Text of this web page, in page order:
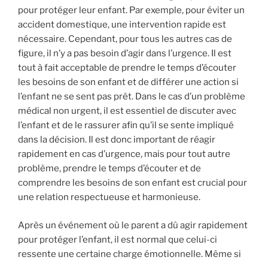
pour protéger leur enfant. Par exemple, pour éviter un
accident domestique, une intervention rapide est
nécessaire. Cependant, pour tous les autres cas de
figure, il n’y a pas besoin d’agir dans l’urgence. Il est
tout à fait acceptable de prendre le temps d’écouter
les besoins de son enfant et de différer une action si
l’enfant ne se sent pas prêt. Dans le cas d’un problème
médical non urgent, il est essentiel de discuter avec
l’enfant et de le rassurer afin qu’il se sente impliqué
dans la décision. Il est donc important de réagir
rapidement en cas d’urgence, mais pour tout autre
problème, prendre le temps d’écouter et de
comprendre les besoins de son enfant est crucial pour
une relation respectueuse et harmonieuse.
Après un événement où le parent a dû agir rapidement
pour protéger l’enfant, il est normal que celui-ci
ressente une certaine charge émotionnelle. Même si